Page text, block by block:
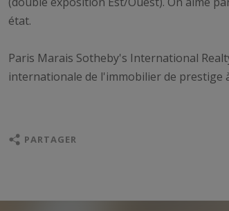
état.
Paris Marais Sotheby's International
internationale de l'immobilier de prestige
PARTAGER